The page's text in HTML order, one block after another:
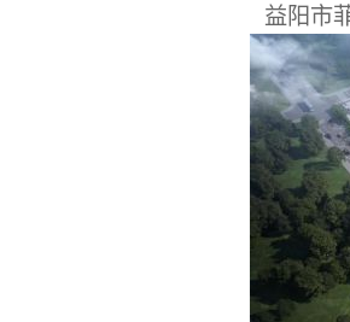
益阳市